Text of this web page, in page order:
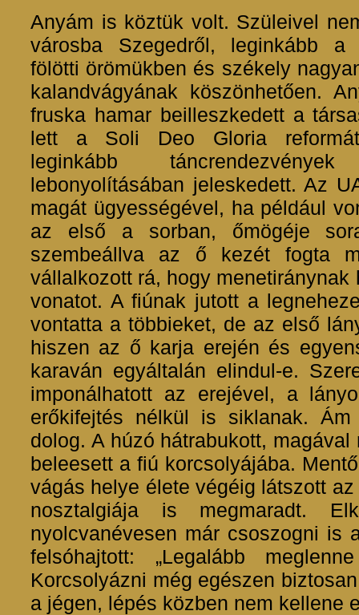
Anyám is köztük volt. Szüleivel
városba Szegedről, leginkább a
fölötti örömükben és székely
kalandvágyának köszönhetően.
fruska hamar beilleszkedett a
lett a Soli Deo Gloria
leginkább
lebonyolításában jeleskedett. Az
magát ügyességével, ha például
az első a sorban, őmögéje
szembeállva az ő kezét fogta
vállalkozott rá, hogy
vonatot. A fiúnak jutott a
vontatta a többieket, de az első
hiszen az ő karja erején és
karaván egyáltalán elindul-e.
imponálhatott az erejével, a
erőkifejtés nélkül is siklanak.
dolog. A húzó hátrabukott,
beleesett a fiú korcsolyájába.
vágás helye élete végéig látszott
nosztalgiája is megmaradt.
nyolcvanévesen már csoszogni is
felsóhajtott: „Legalább
Korcsolyázni még egészen
a jégen, lépés közben nem kellene